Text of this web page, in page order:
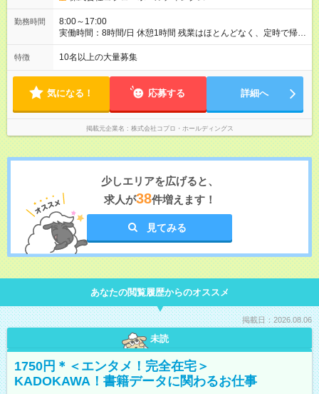
勤務時間
8:00～17:00
実働時間：8時間/日 休憩1時間 残業はほとんどなく、定時で帰れ
る日が多い働き方です。 毎日の業務は進捗管理や事務が中心な
ので、 「今日やるべき仕事」が終われば、自然と区切りをつけ
方を大切にしています。
特徴 10名以上の大量募集
気になる！ 応募する 詳細へ
掲載元企業名 株式会社コプロ・ホールディングス
少しエリアを広げると、
求人が38件増えます！
見てみる
あなたの閲覧履歴からのオススメ
掲載日：2026.08.06
未読
1750円＊＜エンタメ！完全在宅＞
KADOKAWA！書籍データに関わるお仕事